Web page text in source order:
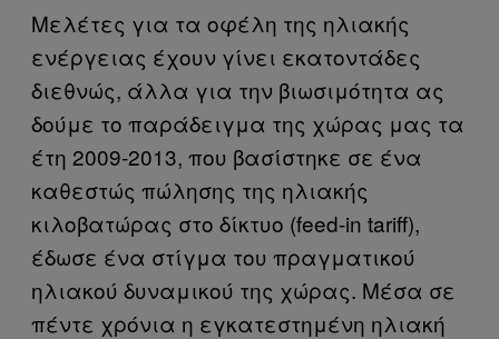
Μελέτες για τα οφέλη της ηλιακής
ενέργειας έχουν γίνει εκατοντάδες
διεθνώς, άλλα για την βιωσιμότητα ας
δούμε το παράδειγμα της χώρας μας τα
έτη 2009-2013, που βασίστηκε σε ένα
καθεστώς πώλησης της ηλιακής
κιλοβατώρας στο δίκτυο (feed-in tariff),
έδωσε ένα στίγμα του πραγματικού
ηλιακού δυναμικού της χώρας. Μέσα σε
πέντε χρόνια η εγκατεστημένη ηλιακή